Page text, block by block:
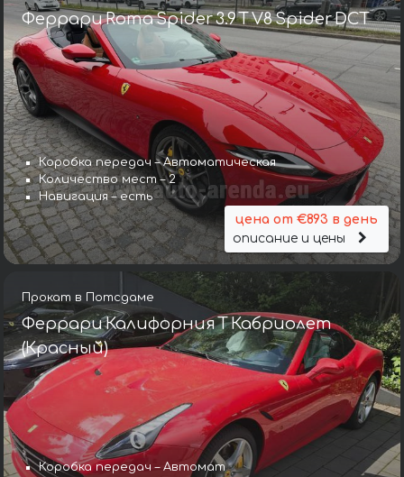
Феррари Roma Spider 3.9 T V8 Spider DCT
Коробка передач – Автоматическая
Количество мест – 2
Навигация – есть
цена от €893 в день
описание и цены
Прокат в Потсдаме
Феррари Калифорния Т Кабриолет
(Красный)
Коробка передач – Автомат